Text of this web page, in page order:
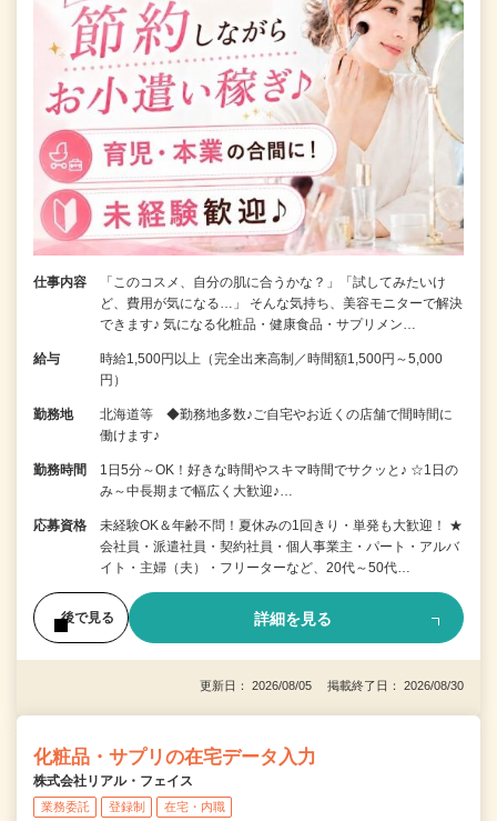
仕事内容
「このコスメ、自分の肌に合うかな？」「試してみたいけ
ど、費用が気になる…」 そんな気持ち、美容モニターで解決
できます♪ 気になる化粧品・健康食品・サプリメン…
給与
時給1,500円以上（完全出来高制／時間額1,500円～5,000
円）
勤務地
北海道等 ◆勤務地多数♪ご自宅やお近くの店舗で間時間に
働けます♪
勤務時間
1日5分～OK！好きな時間やスキマ時間でサクッと♪ ☆1日の
み～中長期まで幅広く大歓迎♪…
応募資格
未経験OK＆年齢不問！夏休みの1回きり・単発も大歓迎！ ★
会社員・派遣社員・契約社員・個人事業主・パート・アルバ
イト・主婦（夫）・フリーターなど、20代～50代…
後で見る 詳細を見る
更新日： 2026/08/05 掲載終了日： 2026/08/30
化粧品・サプリの在宅データ入力
株式会社リアル・フェイス
業務委託 登録制 在宅・内職